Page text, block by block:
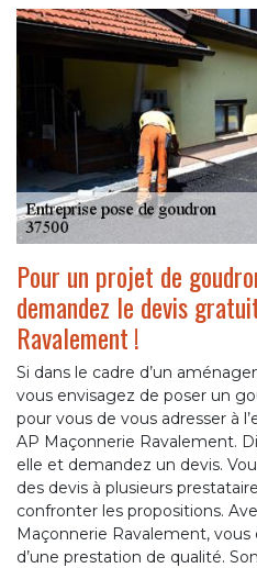
Pour un projet de
demandez le devis
Ravalement !
Si dans le cadre d’un
vous envisagez de poser un
pour vous de vous adresser à
AP Maçonnerie Ravalement.
elle et demandez un devis.
des devis à plusieurs
confronter les propositions.
Maçonnerie Ravalement,
d’une prestation de qualité.